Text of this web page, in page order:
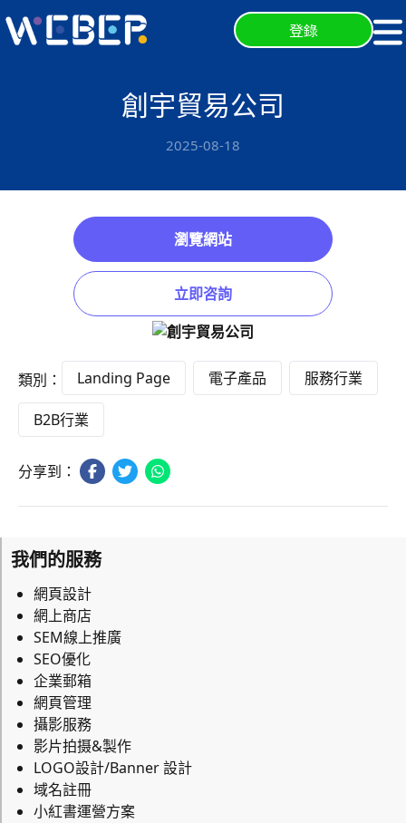
登錄
創宇貿易公司
2025-08-18
瀏覽網站
立即咨詢
類別： Landing Page 電子產品 服務行業
B2B行業
分享到：
我們的服務
網頁設計
網上商店
SEM線上推廣
SEO優化
企業郵箱
網頁管理
攝影服務
影片拍摄&製作
LOGO設計/Banner 設計
域名註冊
小紅書運營方案